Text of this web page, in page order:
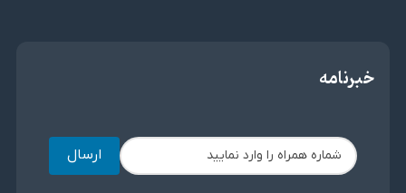
خبرنامه
ارسال